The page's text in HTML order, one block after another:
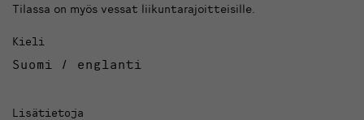
Tilassa on myös vessat liikuntarajoitteisille.
Kieli
Suomi / englanti
Lisätietoja